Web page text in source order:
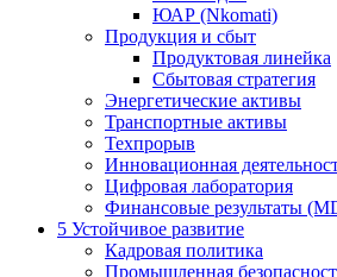
ЮАР (Nkomati)
Продукция и сбыт
Продуктовая линейка
Сбытовая стратегия
Энергетические активы
Транспортные активы
Техпрорыв
Инновационная
Цифровая лаборатория
Финансовые результаты
5 Устойчивое развитие
Кадровая политика
Промышленная